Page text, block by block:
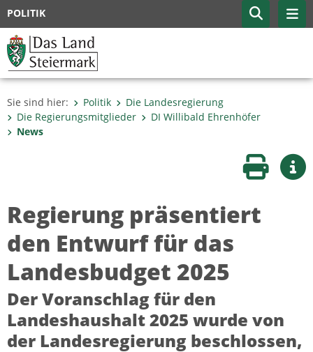
POLITIK
Sie sind hier: Politik
Die Landesregierung
Die Regierungsmitglieder
DI Willibald Ehrenhöfer
News
Seite
Regierung präsentiert
den Entwurf für das
Landesbudget 2025
Der Voranschlag für den
Landeshaushalt 2025 wurde von
der Landesregierung beschlossen,